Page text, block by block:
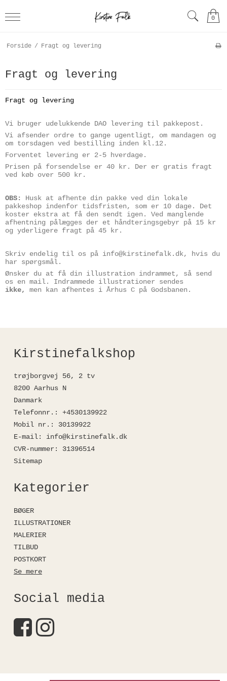
0
Forside / Fragt og levering
Fragt og levering
Fragt og levering
Vi bruger udelukkende DAO levering til pakkepost.
Vi afsender ordre to gange ugentligt, om mandagen og
om torsdagen ved bestilling inden kl.12.
Forventet levering er 2-5 hverdage.
Prisen på forsendelse er 40 kr. Der er gratis fragt
ved køb over 500 kr.
OBS:
Husk at afhente din pakke ved din lokale
pakkeshop indenfor tidsfristen, som er 10 dage. Det
koster ekstra at få den sendt igen. Ved manglende
afhentning pålægges der et håndteringsgebyr på 15 kr
og yderligere fragt på 45 kr.
Skriv endelig til os på info@kirstinefalk.dk, hvis du
har spørgsmål.
Ønsker du at få din illustration indrammet, så send
os en mail. Indrammede illustrationer sendes
ikke,
men kan afhentes i Århus C på Godsbanen.
Kirstinefalkshop
trøjborgvej 56, 2 tv
8200 Aarhus N
Danmark
Telefonnr. :
+4530139922
Mobil nr. :
30139922
E-mail:
info@kirstinefalk.dk
CVR-nummer:
31396514
Sitemap
Kategorier
BØGER
ILLUSTRATIONER
MALERIER
TILBUD
POSTKORT
Se mere
Social media